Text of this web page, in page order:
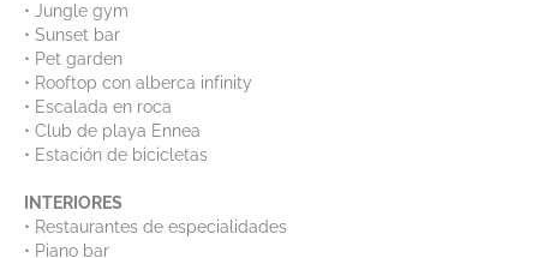
• Jungle gym
• Sunset bar
• Pet garden
• Rooftop con alberca infinity
• Escalada en roca
• Club de playa Ennea
• Estación de bicicletas
INTERIORES
• Restaurantes de especialidades
• Piano bar